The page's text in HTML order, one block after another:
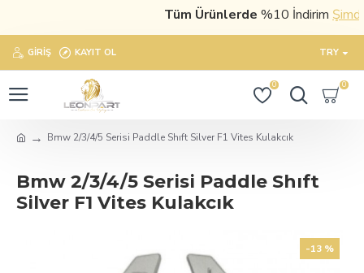
Tüm Ürünlerde%10 İndirimŞimdi
GIRIŞ KAYIT OL TRY
0 0
Bmw 2/3/4/5 Serisi Paddle Shıft Silver F1 Vites Kulakcık
Bmw 2/3/4/5 Serisi Paddle Shıft
Silver F1 Vites Kulakcık
-13 %